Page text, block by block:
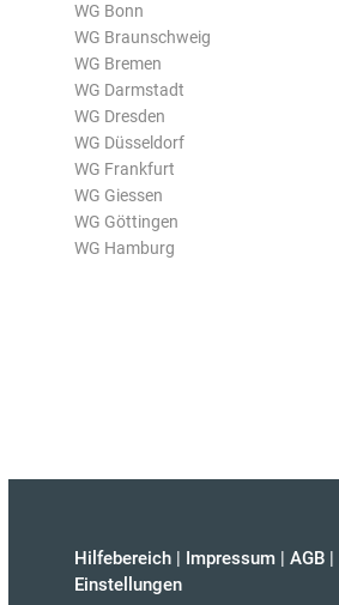
WG Bonn
WG Braunschweig
WG Bremen
WG Darmstadt
WG Dresden
WG Düsseldorf
WG Frankfurt
WG Giessen
WG Göttingen
WG Hamburg
Hilfebereich | Impressum | AGB |
Einstellungen